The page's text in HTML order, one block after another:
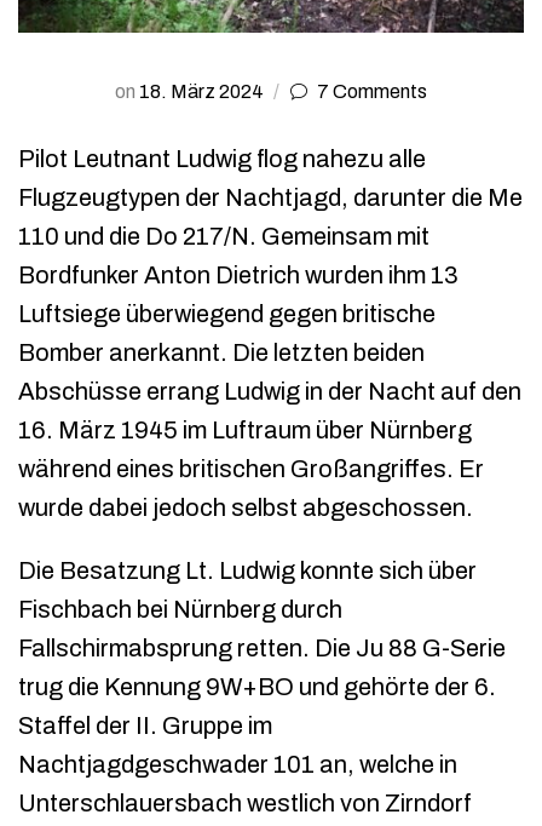
on 18. März 2024 7 Comments
Pilot Leutnant Ludwig flog nahezu alle
Flugzeugtypen der Nachtjagd, darunter die Me
110 und die Do 217/N. Gemeinsam mit
Bordfunker Anton Dietrich wurden ihm 13
Luftsiege überwiegend gegen britische
Bomber anerkannt. Die letzten beiden
Abschüsse errang Ludwig in der Nacht auf den
16. März 1945 im Luftraum über Nürnberg
während eines britischen Großangriffes. Er
wurde dabei jedoch selbst abgeschossen.
Die Besatzung Lt. Ludwig konnte sich über
Fischbach bei Nürnberg durch
Fallschirmabsprung retten. Die Ju 88 G-Serie
trug die Kennung 9W+BO und gehörte der 6.
Staffel der II. Gruppe im
Nachtjagdgeschwader 101 an, welche in
Unterschlauersbach westlich von Zirndorf